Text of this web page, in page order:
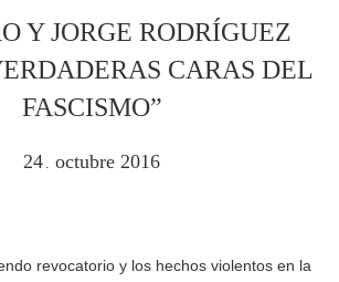
Y JORGE RODRÍGUEZ
CARAS DEL
FASCISMO”
24 . octubre 2016
revocatorio y los hechos violentos en la